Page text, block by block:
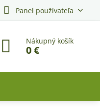
Panel používateľa
Nákupný košík
0 €